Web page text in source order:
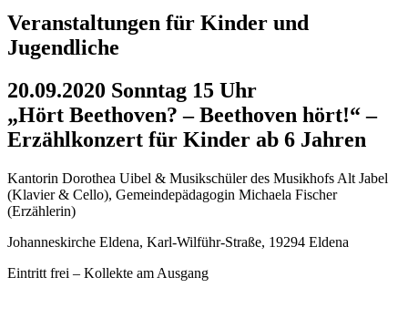
Veranstaltungen für Kinder und
Jugendliche
20.09.2020 Sonntag 15 Uhr
„Hört Beethoven? – Beethoven hört!“ –
Erzählkonzert für Kinder ab 6 Jahren
Kantorin Dorothea Uibel & Musikschüler des Musikhofs Alt Jabel
(Klavier & Cello), Gemeindepädagogin Michaela Fischer
(Erzählerin)
Johanneskirche Eldena, Karl-Wilführ-Straße, 19294 Eldena
Eintritt frei – Kollekte am Ausgang